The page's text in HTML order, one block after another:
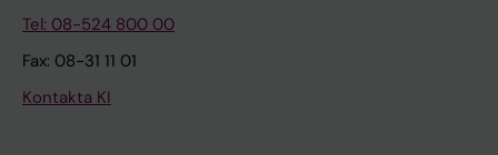
Tel: 08-524 800 00
Fax: 08-31 11 01
Kontakta KI